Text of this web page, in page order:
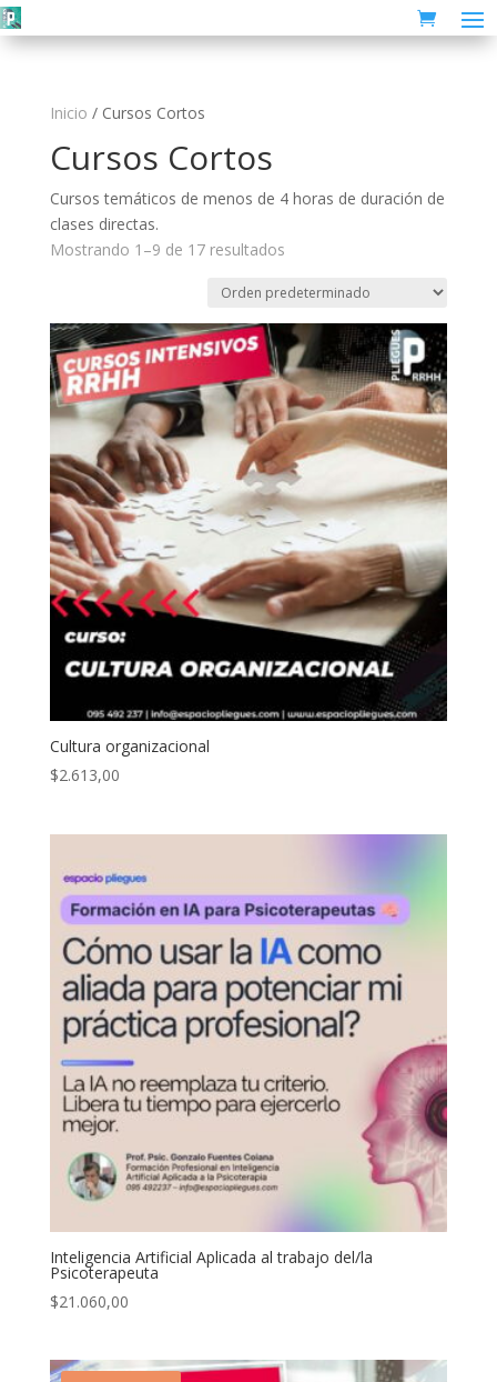
Inicio / Cursos Cortos
Cursos Cortos
Cursos temáticos de menos de 4 horas de duración de
clases directas.
Mostrando 1–9 de 17 resultados
Cultura organizacional
$2.613,00
Inteligencia Artificial Aplicada al trabajo del/la
Psicoterapeuta
$21.060,00